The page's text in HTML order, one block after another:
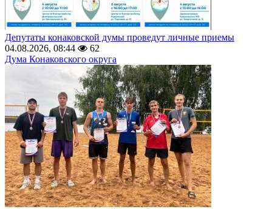
Депутаты конаковской думы проведут личные приемы
04.08.2026, 08:44
62
Дума Конаковского округа